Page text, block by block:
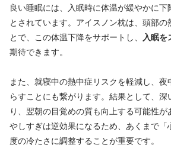
良い睡眠には、入眠時に体温が緩やかに下
とされています。アイスノン枕は、頭部の
とで、この体温下降をサポートし、
入眠を
期待できます。
また、就寝中の熱中症リスクを軽減し、
らすことにも繋がります。結果として、深
り、翌朝の目覚めの質も向上する可能性
やしすぎは逆効果になるため、あくまで「
度の冷たさに調整することが重要です。